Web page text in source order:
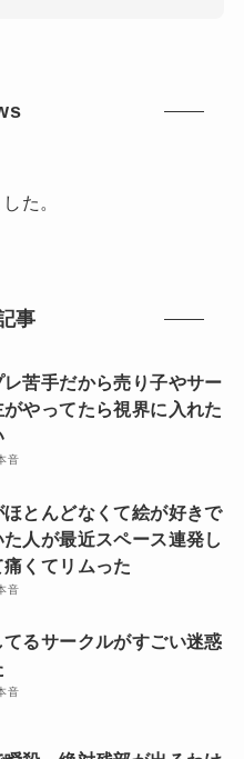
た。
事
レ苦手だから売り子やサー
がやってたら視界に入れた
音
ほとんどなくて絵が好きで
た人が最近スペース連発し
くてリムった
音
てるサークルがすごい迷惑
音